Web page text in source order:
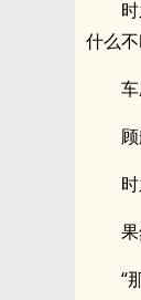
什么不
“